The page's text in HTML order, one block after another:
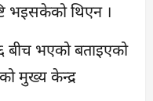
भइसकेको थिएन ।
बीच भएको बताइएको
मुख्य केन्द्र